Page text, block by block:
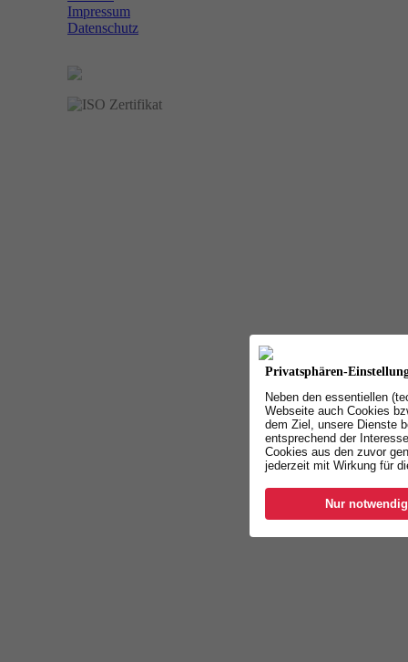
Privatsphären-
Neben den essentiellen
Webseite auch Cookies
dem Ziel, unsere Dienste
entsprechend der
Cookies aus den zuvor
jederzeit mit Wirkung für
Nur
Impressum
Datenschutz